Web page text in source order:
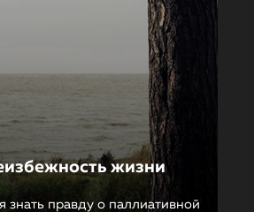
жизни
знать правду о паллиативной